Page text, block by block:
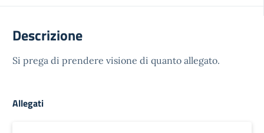
Descrizione
Si prega di prendere visione di quanto allegato.
Allegati